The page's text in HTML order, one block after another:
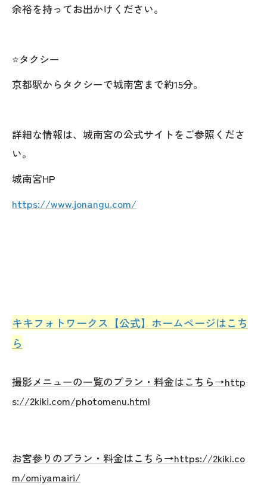
余裕を持ってお出かけください。
⭐️タクシー
京都駅からタクシーで城南宮まで約15分。
詳細な情報は、城南宮の公式サイトをご参照くださ
い。
城南宮HP
https://www.jonangu.com/
キキフォトワークス【公式】ホームページはこち
ら
撮影メニューの一覧のプラン・料金はこちら→http
s://2kiki.com/photomenu.html
お宮参りのプラン・料金はこちら→https://2kiki.co
m/omiyamairi/